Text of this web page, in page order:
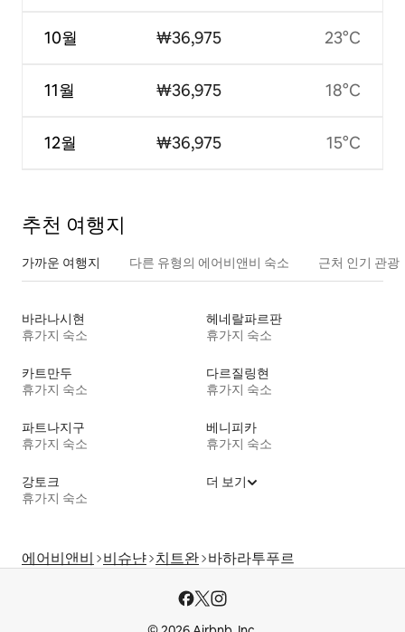
10월
11월
12월
₩36,975
₩36,975
₩36,975
23°C
18°C
15°C
추천 여행지
가까운 여행지 다른 유형의 에어비앤비 숙소 근처 인기 관광
바라나시현
휴가지 숙소
헤네랄파르판
휴가지 숙소
카트만두
휴가지 숙소
다르질링현
휴가지 숙소
파트나지구
휴가지 숙소
베니피카
휴가지 숙소
강토크
휴가지 숙소
더 보기
에어비앤비 비슈냔 치트완 바하라투푸르